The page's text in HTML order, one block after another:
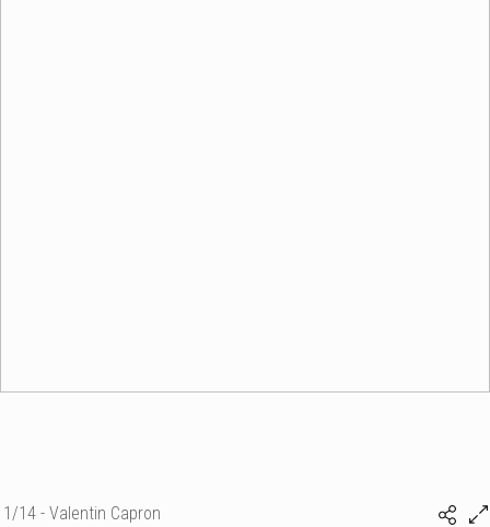
1/14 - Valentin Capron